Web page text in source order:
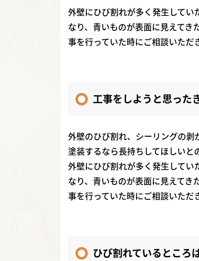
外壁にひび割れが多く発生してい
なり、青いものが表面に見えてき
事を行っていた時にご相談いただ
工事をしようと思った
外壁のひび割れ、シーリングの剥
塗装するなら長持ちしてほしいと
外壁にひび割れが多く発生してい
なり、青いものが表面に見えてき
事を行っていた時にご相談いただ
ひび割れているところ